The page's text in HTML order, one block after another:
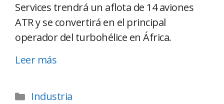
Services trendrá un aflota de 14 aviones
ATR y se convertirá en el principal
operador del turbohélice en África.
Leer más
Industria